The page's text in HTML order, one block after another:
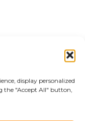
display personalized
the "Accept All" button,